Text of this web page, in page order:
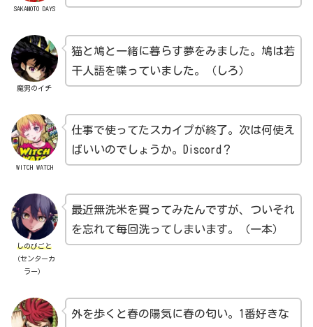
SAKAMOTO DAYS
魔男のイチ
猫と鳩と一緒に暮らす夢をみました。鳩は若
干人語を喋っていました。（しろ）
WITCH WATCH
仕事で使ってたスカイプが終了。次は何使え
ばいいのでしょうか。Discord？
しのびごと
（センターカ
ラー）
最近無洗米を買ってみたんですが、ついそれ
を忘れて毎回洗ってしまいます。（一本）
外を歩くと春の陽気に春の匂い。1番好きな